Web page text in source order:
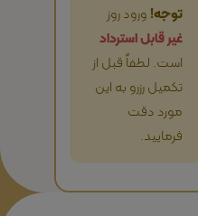
توجه!ورود روز
غیر قابل استرداد
است. لطفاً قبل از
تکمیل رزرو به این
مورد دقت
فرمایید.